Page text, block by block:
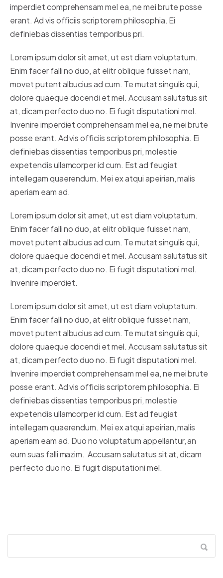
imperdiet comprehensam mel ea, ne mei brute posse
erant. Ad vis officiis scriptorem philosophia. Ei
definiebas dissentias temporibus pri.
Lorem ipsum dolor sit amet, ut est diam voluptatum.
Enim facer falli no duo, at elitr oblique fuisset nam,
movet putent albucius ad cum. Te mutat singulis qui,
dolore quaeque docendi et mel. Accusam salutatus sit
at, dicam perfecto duo no. Ei fugit disputationi mel.
Invenire imperdiet comprehensam mel ea, ne mei brute
posse erant. Ad vis officiis scriptorem philosophia. Ei
definiebas dissentias temporibus pri, molestie
expetendis ullamcorper id cum. Est ad feugiat
intellegam quaerendum. Mei ex atqui apeirian, malis
aperiam eam ad.
Lorem ipsum dolor sit amet, ut est diam voluptatum.
Enim facer falli no duo, at elitr oblique fuisset nam,
movet putent albucius ad cum. Te mutat singulis qui,
dolore quaeque docendi et mel. Accusam salutatus sit
at, dicam perfecto duo no. Ei fugit disputationi mel.
Invenire imperdiet.
Lorem ipsum dolor sit amet, ut est diam voluptatum.
Enim facer falli no duo, at elitr oblique fuisset nam,
movet putent albucius ad cum. Te mutat singulis qui,
dolore quaeque docendi et mel. Accusam salutatus sit
at, dicam perfecto duo no. Ei fugit disputationi mel.
Invenire imperdiet comprehensam mel ea, ne mei brute
posse erant. Ad vis officiis scriptorem philosophia. Ei
definiebas dissentias temporibus pri, molestie
expetendis ullamcorper id cum. Est ad feugiat
intellegam quaerendum. Mei ex atqui apeirian, malis
aperiam eam ad. Duo no voluptatum appellantur, an
eum suas falli mazim. Accusam salutatus sit at, dicam
perfecto duo no. Ei fugit disputationi mel.